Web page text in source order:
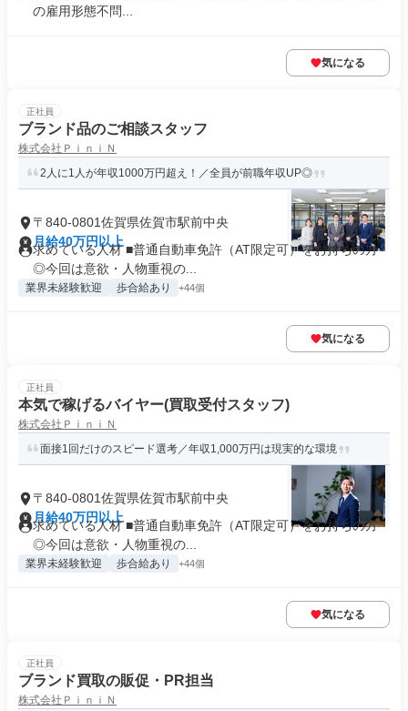
の雇用形態不問...
気になる
正社員
ブランド品のご相談スタッフ
株式会社ＰｉｎｉＮ
2人に1人が年収1000万円超え！／全員が前職年収UP◎
〒840-0801佐賀県佐賀市駅前中央
月給40万円以上
求めている人材 ■普通自動車免許（AT限定可）をお持ちの方
◎今回は意欲・人物重視の...
業界未経験歓迎 歩合給あり +44個
気になる
正社員
本気で稼げるバイヤー(買取受付スタッフ)
株式会社ＰｉｎｉＮ
面接1回だけのスピード選考／年収1,000万円は現実的な環境
〒840-0801佐賀県佐賀市駅前中央
月給40万円以上
求めている人材 ■普通自動車免許（AT限定可）をお持ちの方
◎今回は意欲・人物重視の...
業界未経験歓迎 歩合給あり +44個
気になる
正社員
ブランド買取の販促・PR担当
株式会社ＰｉｎｉＮ